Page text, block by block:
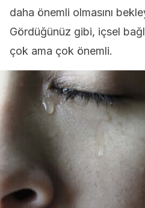
daha önemli olmasını
Gördüğünüz gibi, içsel
çok ama çok önemli.